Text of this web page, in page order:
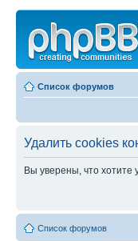
Список форумов
Удалить cookies
Вы уверены, что
Список форумов